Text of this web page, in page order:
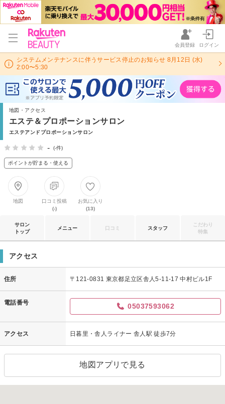
会員登録 ログイン
システムメンテナンスに伴うサービス停止のお知らせ 8月12日 (水)
2:00〜5:30
地図・アクセス
エステ＆プロポーションサロン
エステアンドプロポーションサロン
- (-件)
ポイントが貯まる・使える
地図
口コミ投稿
(-)
お気に入り
(13)
サロン
トップ
メニュー 口コミ スタッフ
こだわり
特集
アクセス
住所 〒121-0831 東京都足立区舎人5-11-17 中村ビル1F
電話番号 05037593062
アクセス 日暮里・舎人ライナー 舎人駅 徒歩7分
地図アプリで見る